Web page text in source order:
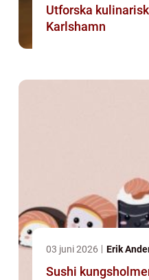
Utforska
Karlshamn
03 juni 2026 Erik
Sushi kungsholmen guide till